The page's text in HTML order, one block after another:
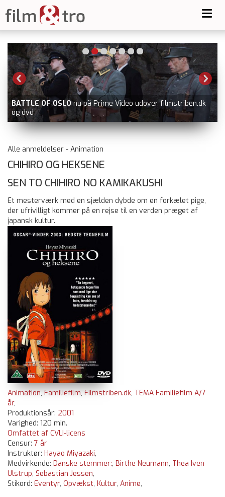
BATTLE OF OSLO nu på Prime Video udover filmstriben.dk
og dvd
Alle anmeldelser - Animation
CHIHIRO OG HEKSENE
SEN TO CHIHIRO NO KAMIKAKUSHI
Et mesterværk med en sjælden dybde om en forkælet pige,
der ufrivilligt kommer på en rejse til en verden præget af
japansk kultur.
Animation,Familiefilm,Filmstriben.dk, TEMA Familiefilm A/7
år,
Produktionsår: 2001
Varighed: 120 min.
Omfattet af CVLI-licens
Censur: 7 år
Instruktør: Hayao Miyazaki,
Medvirkende: Danske stemmer:, Birthe Neumann, Thea Iven
Ulstrup, Sebastian Jessen,
Stikord: Eventyr, Opvækst, Kultur, Anime,